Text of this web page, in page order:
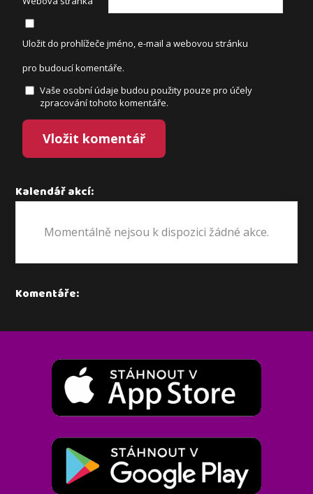
Uložit do prohlížeče jméno, e-mail a webovou stránku
pro budoucí komentáře.
Vaše osobní údaje budou použity pouze pro účely
zpracování tohoto komentáře.
Kalendář akcí:
Momentálně nejsou k dispozici žádné akce.
Komentáře: